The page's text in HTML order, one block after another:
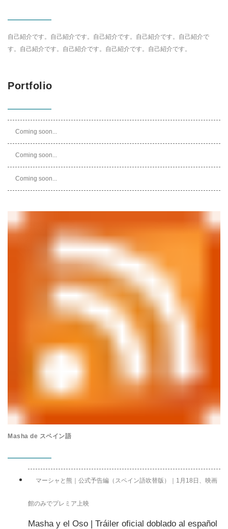
自己紹介です。自己紹介です。自己紹介です。自己紹介です。自己紹介で
す。自己紹介です。自己紹介です。自己紹介です。自己紹介です。
Portfolio
Coming soon...
Coming soon...
Coming soon...
Masha de スペイン語
マーシャと熊｜公式予告編（スペイン語吹替版）｜1月18日、映画
館のみでプレミア上映
Masha y el Oso | Tráiler oficial doblado al español